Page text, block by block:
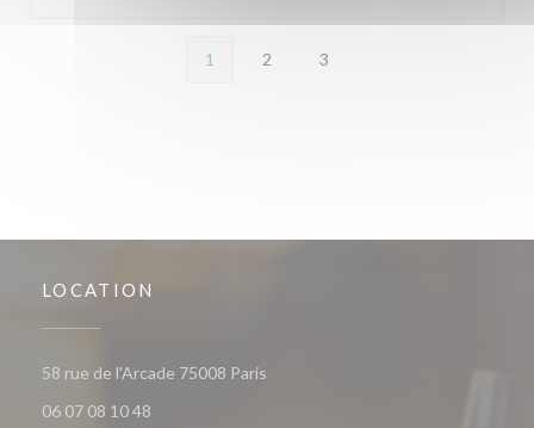
1 2 3
LOCATION
58 rue de l'Arcade 75008 Paris
06 07 08 10 48